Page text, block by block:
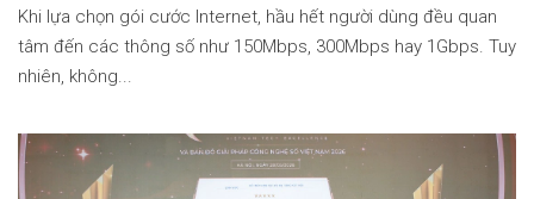
Khi lựa chọn gói cước Internet, hầu hết người dùng đều quan
tâm đến các thông số như 150Mbps, 300Mbps hay 1Gbps. Tuy
nhiên, không...